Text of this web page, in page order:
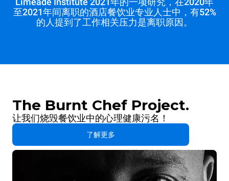
至2021年间离职的酒店餐饮业专业人士中，有52%
的人提到了工作相关压力是离职原因。
The Burnt Chef Project.
让我们烧毁餐饮业中的心理健康污名！
了解更多